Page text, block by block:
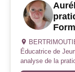
Éducatrice de
analyse de la